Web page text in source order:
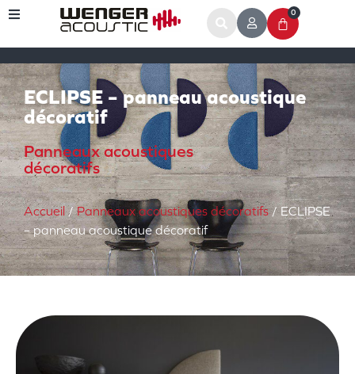
0
ECLIPSE – panneau acoustique
décoratif
Panneaux acoustiques
décoratifs
Accueil/Panneaux acoustiques décoratifs/ ECLIPSE
– panneau acoustique décoratif